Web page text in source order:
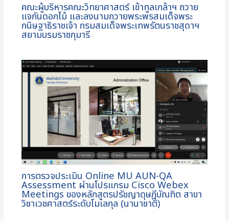
คณะผู้บริหารคณะวิทยาศาสตร์ เข้าทูลเกล้าฯ ถวาย
แจกันดอกไม้ และลงนามถวายพระพรสมเด็จพระ
กนิษฐาธิราชเจ้า กรมสมเด็จพระเทพรัตนราชสุดาฯ
สยามบรมราชกุมารี
การตรวจประเมิน Online MU AUN-QA
Assessment ผ่านโปรแกรม Cisco Webex
Meetings ของหลักสูตรปรัชญาดุษฎีบัณฑิต สาขา
วิชาเวชศาสตร์ระดับโมเลกุล (นานาชาติ)